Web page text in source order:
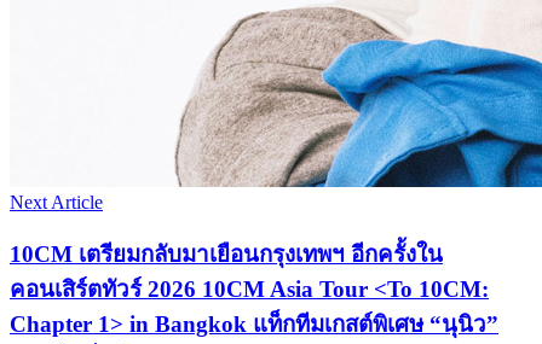
Next Article
10CM เตรียมกลับมาเยือนกรุงเทพฯ อีกครั้งใน
คอนเสิร์ตทัวร์ 2026 10CM Asia Tour <To 10CM:
Chapter 1> in Bangkok แท็กทีมเกสต์พิเศษ “นุนิว”